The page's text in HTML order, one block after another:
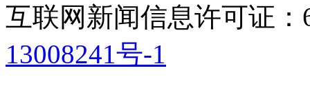
互联网新闻信息许可证：
13008241号-1